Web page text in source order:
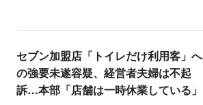
セブン加盟店「トイレだけ利用客」へ
の強要未遂容疑、経営者夫婦は不起
訴…本部「店舗は一時休業している」